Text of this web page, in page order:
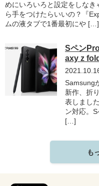
めにいろいろと設定をしな
ら手をつけたらいいの？『
ムの液タブで1番最初にや […]
Sペン
axy z
Samsung
新作、折
表しまし
ン対応。
[…]
も